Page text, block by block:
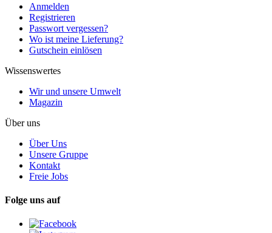
Anmelden
Registrieren
Passwort vergessen?
Wo ist meine Lieferung?
Gutschein einlösen
Wissenswertes
Wir und unsere Umwelt
Magazin
Über uns
Über Uns
Unsere Gruppe
Kontakt
Freie Jobs
Folge uns auf